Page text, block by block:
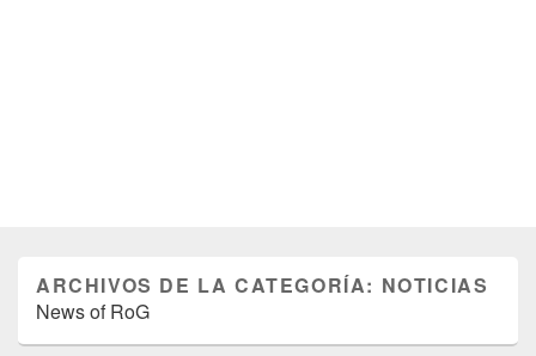
ARCHIVOS DE LA CATEGORÍA: NOTICIAS
News of RoG